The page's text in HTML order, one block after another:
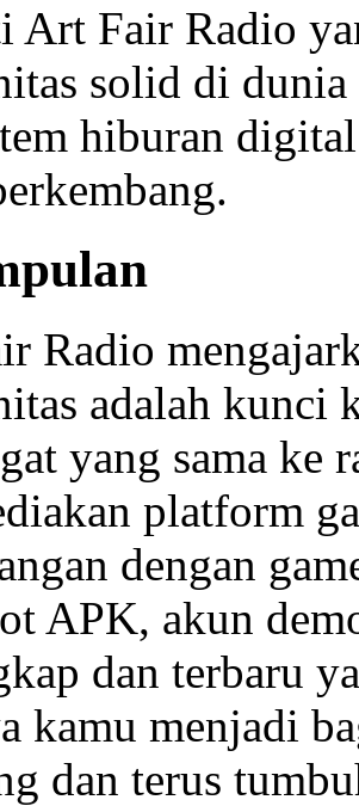
Art Fair Radio
solid di
hiburan
Radio
adalah kunci
yang sama
platform
dengan
APK, akun
dan terbaru
kamu menjadi
dan terus